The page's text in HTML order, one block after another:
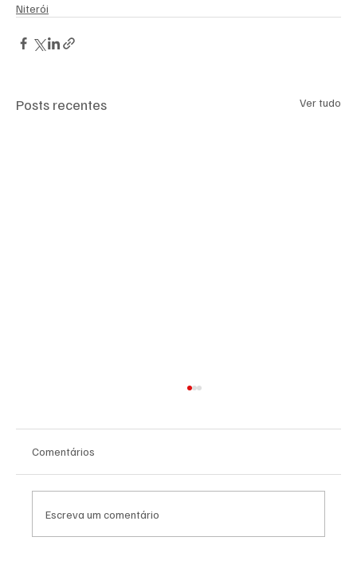
Niterói
Posts recentes Ver tudo
Comentários
Escreva um comentário